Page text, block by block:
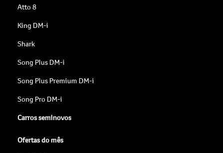
Atto 8
King DM-i
Shark
Song Plus DM-i
Song Plus Premium DM-i
Song Pro DM-i
Carros seminovos
Ofertas do mês